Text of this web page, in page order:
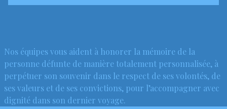
Nos équipes vous aident à honorer la mémoire de la
personne défunte de manière totalement personnalisée, à
perpétuer son souvenir dans le respect de ses volontés, de
ses valeurs et de ses convictions, pour l’accompagner avec
dignité dans son dernier voyage.